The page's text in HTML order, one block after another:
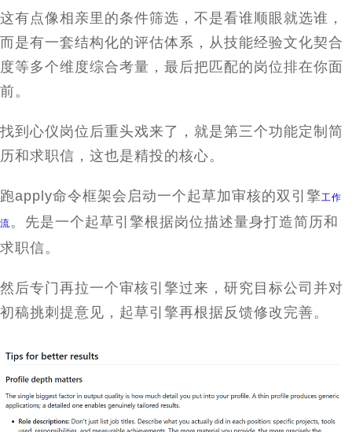
这有点像相亲里的条件筛选，不是看谁顺眼就选谁，
而是有一套结构化的评估体系，从技能经验文化契合
度等多个维度综合考量，最后把匹配的岗位排在你面
前。
找到心仪岗位后重头戏来了，就是第三个功能定制简
历和求职信，这也是精投的核心。
跑apply命令框架会启动一个起草加审核的双引擎工作
流 。先是一个起草引擎根据岗位描述量身打造简历和
求职信。
然后专门再拉一个审核引擎过来，研究目标公司并对
初稿挑刺提意见，起草引擎再根据反馈修改完善。